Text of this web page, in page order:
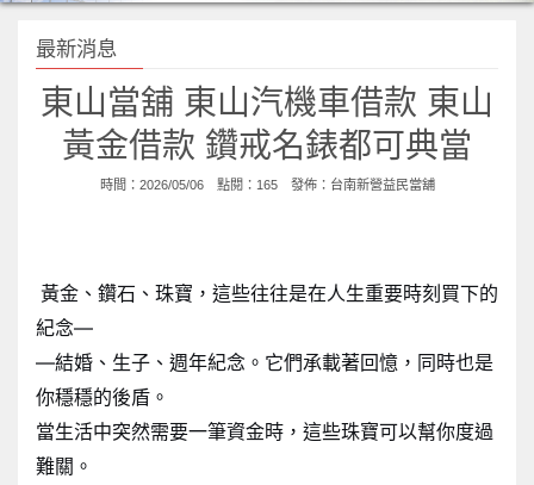
最新消息
東山當舖 東山汽機車借款 東山
黃金借款 鑽戒名錶都可典當
時間：2026/05/06 點閱：165 發佈： 台南新營益民當舖
黃金、鑽石、珠寶，這些往往是在人生重要時刻買下的
紀念—
—結婚、生子、週年紀念。它們承載著回憶，同時也是
你穩穩的後盾。
當生活中突然需要一筆資金時，這些珠寶可以幫你度過
難關。